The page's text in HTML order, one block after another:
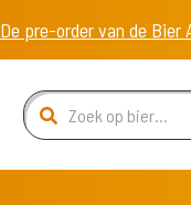
De pre-order van de